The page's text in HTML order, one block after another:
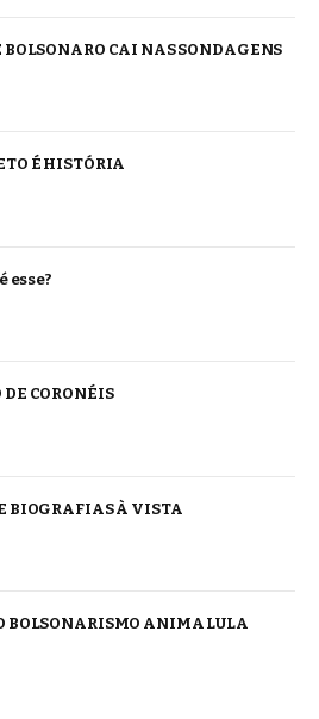
BOLSONARO CAI NAS SONDAGENS
É HISTÓRIA
esse?
DE CORONÉIS
BIOGRAFIAS À VISTA
BOLSONARISMO ANIMA LULA